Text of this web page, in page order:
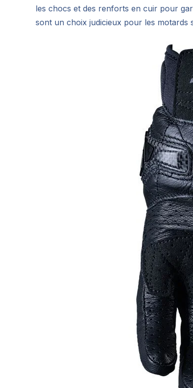
les chocs et des renforts en cuir pour
sont un choix judicieux pour les motards